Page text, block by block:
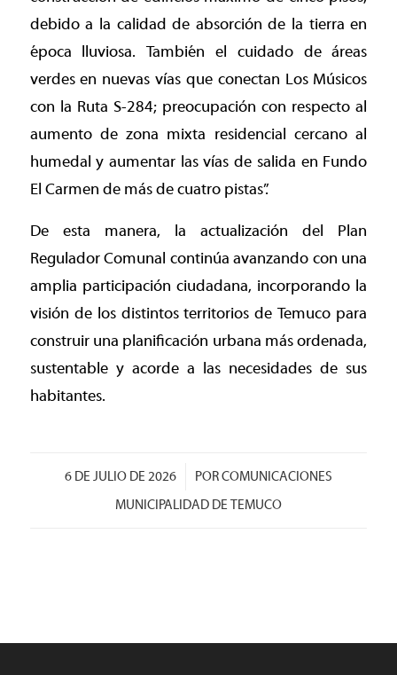
debido a la calidad de absorción de la tierra en
época lluviosa. También el cuidado de áreas
verdes en nuevas vías que conectan Los Músicos
con la Ruta S-284; preocupación con respecto al
aumento de zona mixta residencial cercano al
humedal y aumentar las vías de salida en Fundo
El Carmen de más de cuatro pistas”.
De esta manera, la actualización del Plan
Regulador Comunal continúa avanzando con una
amplia participación ciudadana, incorporando la
visión de los distintos territorios de Temuco para
construir una planificación urbana más ordenada,
sustentable y acorde a las necesidades de sus
habitantes.
6 DE JULIO DE 2026
/ PORCOMUNICACIONES
MUNICIPALIDAD DE TEMUCO